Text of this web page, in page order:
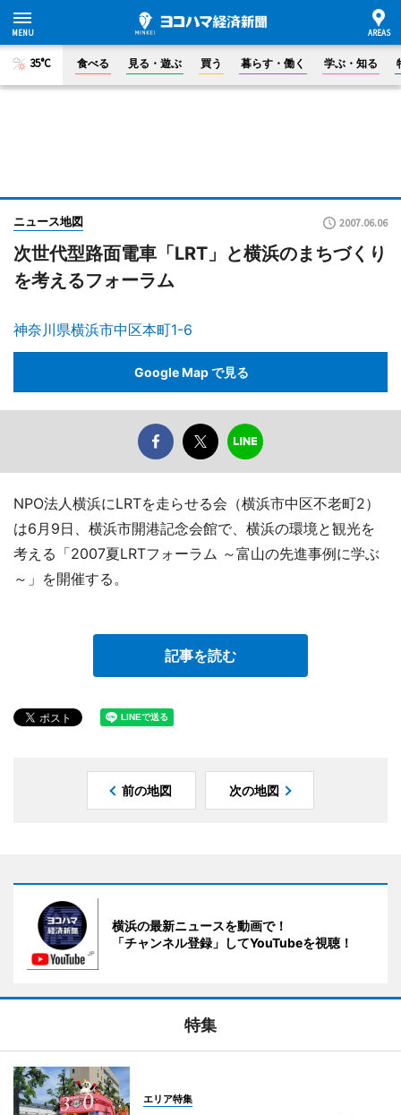
35°C 食べる 見る・遊ぶ 買う 暮らす・働く 学ぶ・知る
ニュース地図 2007.06.06
次世代型路面電車「LRT」と横浜のまちづくり
を考えるフォーラム
神奈川県横浜市中区本町1-6
Google Map で見る
NPO法人横浜にLRTを走らせる会（横浜市中区不老町2）
は6月9日、横浜市開港記念会館で、横浜の環境と観光を
考える「2007夏LRTフォーラム ～富山の先進事例に学ぶ
～」を開催する。
記事を読む
前の地図 次の地図
横浜の最新ニュースを動画で！
「チャンネル登録」してYouTubeを視聴！
特集
エリア特集